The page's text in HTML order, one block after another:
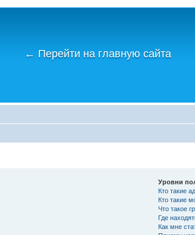
← Перейти на главную сайта
Уровни
Кто такие
Кто такие
Что такое
Где
Как мне